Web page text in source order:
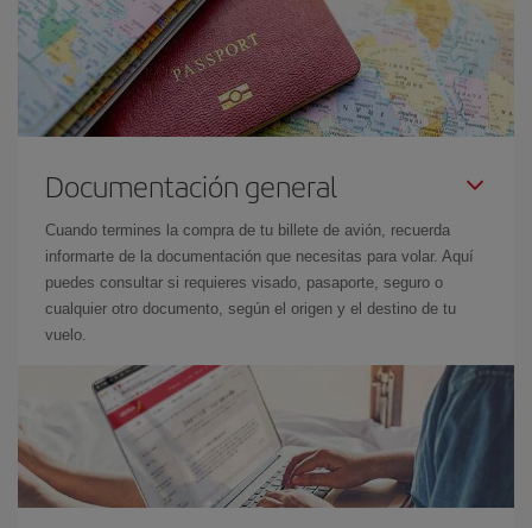
Documentación general
Cuando termines la compra de tu billete de avión, recuerda
informarte de la documentación que necesitas para volar. Aquí
puedes consultar si requieres visado, pasaporte, seguro o
cualquier otro documento, según el origen y el destino de tu
vuelo.